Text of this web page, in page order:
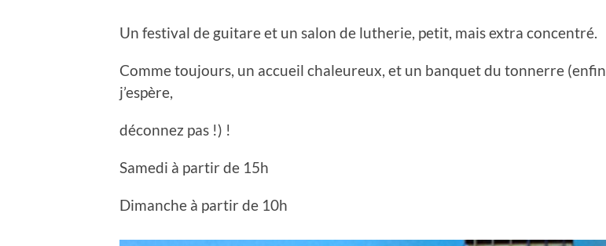
Un festival de guitare et un salon de lutherie, petit, mais extra concentré.
Comme toujours, un accueil chaleureux, et un banquet du tonnerre (enfin
j’espère,
déconnez pas !) !
Samedi à partir de 15h
Dimanche à partir de 10h